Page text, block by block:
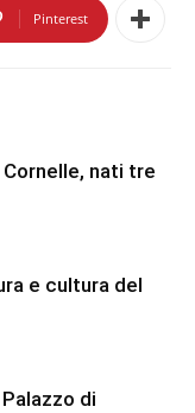
Pinterest
nati tre
e cultura del
di